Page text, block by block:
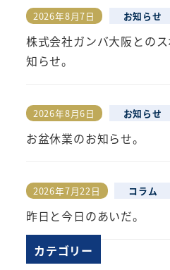
株式会社ガンバ大阪との
知らせ。
投稿日
2026年8月7日 お知らせ
お盆休業のお知らせ。
投稿日
2026年8月6日 お知らせ
昨日と今日のあいだ。
投稿日
2026年7月22日 コラム
カテゴリー